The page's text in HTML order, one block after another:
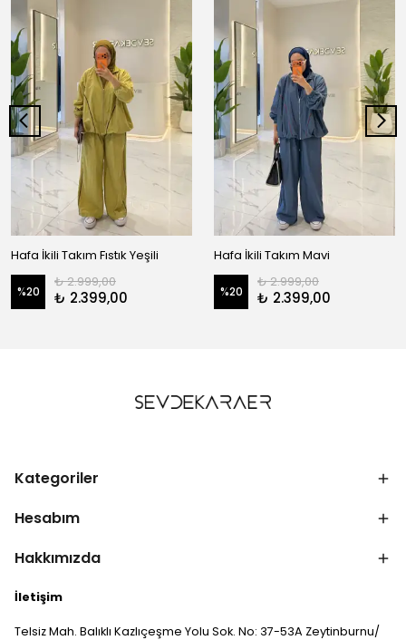
Hafa İkili Takım Fıstık Yeşili
%20
₺ 2.999,00
₺ 2.399,00
Hafa İkili Takım Mavi
%20
₺ 2.999,00
₺ 2.399,00
Kategoriler
Hesabım
Hakkımızda
İletişim
Telsiz Mah. Balıklı Kazlıçeşme Yolu Sok. No: 37-53A Zeytinburnu/